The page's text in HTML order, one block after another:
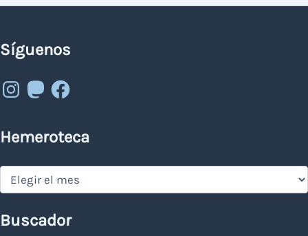
Síguenos
Instagram
MastodonFacebook
Hemeroteca
Hemeroteca
Buscador